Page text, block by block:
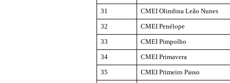
31
CMEI Olindina Leão Nunes
32
CMEI Penélope
33
CMEI Pimpolho
34
CMEI Primavera
35
CMEI Primeiro Passo